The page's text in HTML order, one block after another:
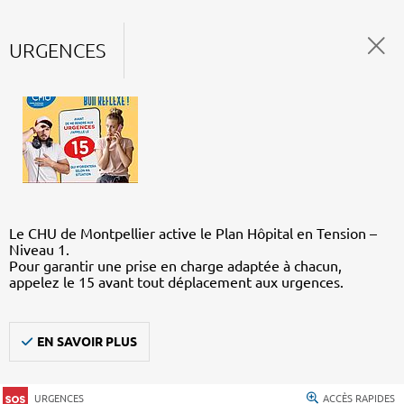
URGENCES
Le CHU de Montpellier active le Plan Hôpital en Tension –
Niveau 1.
Pour garantir une prise en charge adaptée à chacun,
appelez le 15 avant tout déplacement aux urgences.
EN SAVOIR PLUS
URGENCES ACCÈS RAPIDES